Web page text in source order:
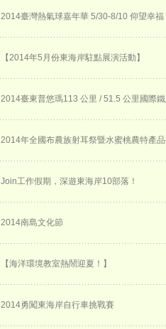
2014臺灣熱氣球嘉年華 5/30-8/10 仰望幸福
【2014年5月份東海岸駐點展演活動】
2014臺東普悠瑪113 公里 / 51.5 公里國際
2014年全國布農族射耳祭暨水蜜桃農特產
Join工作假期，深遊東海岸10部落！
2014南島文化節
【海洋環境教室熱鬧迎夏！】
2014勇闖東海岸自行車挑戰賽